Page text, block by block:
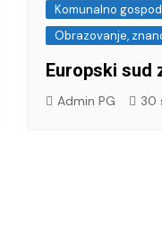
Komunalno
Obrazovanje,
Europski sud
Admin PG 30